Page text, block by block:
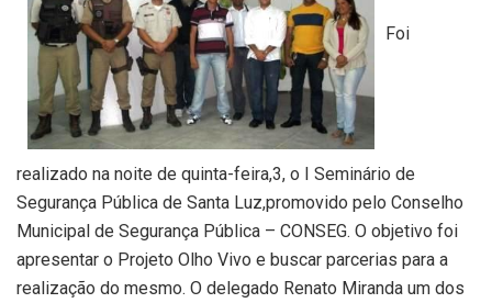
Foi
realizado na noite de quinta-feira,3, o I Seminário de
Segurança Pública de Santa Luz,promovido pelo Conselho
Municipal de Segurança Pública – CONSEG. O objetivo foi
apresentar o Projeto Olho Vivo e buscar parcerias para a
realização do mesmo. O delegado Renato Miranda um dos